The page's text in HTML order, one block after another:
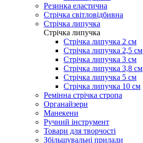
Резинка еластична
Стрічка світловідбивна
Стрічка липучка
Стрічка липучка
Стрічка липучка 2 см
Стрічка липучка 2,5 см
Стрічка липучка 3 см
Стрічка липучка 3,8 см
Стрічка липучка 5 см
Стрічка липучка 10 см
Ремінна стрічка стропа
Органайзери
Манекени
Ручний інструмент
Товари для творчості
Збільшувальні прилади